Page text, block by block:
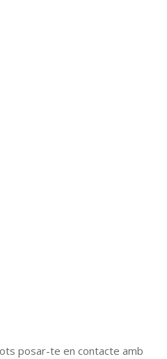
posar-te en contacte amb